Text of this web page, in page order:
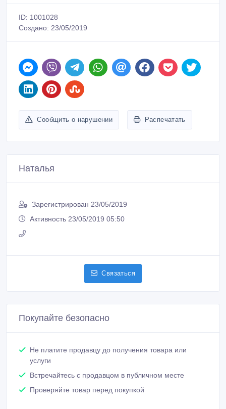
ID: 1001028
Создано: 23/05/2019
Сообщить о нарушении Распечатать
Наталья
Зарегистрирован 23/05/2019
Активность 23/05/2019 05:50
Связаться
Покупайте безопасно
Не платите продавцу до получения товара или
услуги
Встречайтесь с продавцом в публичном месте
Проверяйте товар перед покупкой